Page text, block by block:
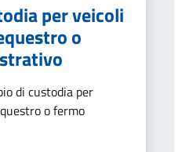
per veicoli
o
di custodia per
o fermo